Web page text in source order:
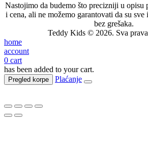
Nastojimo da budemo što precizniji u opisu
i cena, ali ne možemo garantovati da su
bez grešaka.
Teddy Kids © 2026. Sva prava
home
account
0 cart
has been added to your cart.
Pregled korpe Plaćanje